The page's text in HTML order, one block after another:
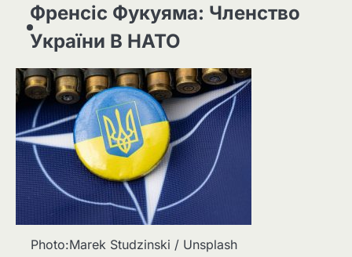
Френсіс Фукуяма: Членство
України В НАТО
Photo:Marek Studzinski / Unsplash